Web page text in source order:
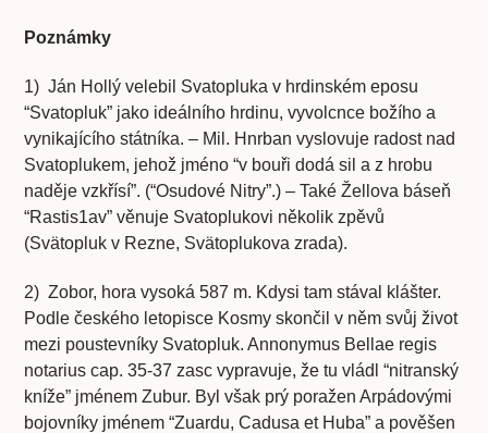
Poznámky
1) Ján Hollý velebil Svatopluka v hrdinském eposu
“Svatopluk” jako ideálního hrdinu, vyvolcnce božího a
vynikajícího státníka. – Mil. Hnrban vyslovuje radost nad
Svatoplukem, jehož jméno “v bouři dodá sil a z hrobu
naděje vzkřísí”. (“Osudové Nitry”.) – Také Žellova báseň
“Rastis1av” věnuje Svatoplukovi několik zpěvů
(Svätopluk v Rezne, Svätoplukova zrada).
2) Zobor, hora vysoká 587 m. Kdysi tam stával klášter.
Podle českého letopisce Kosmy skončil v něm svůj život
mezi poustevníky Svatopluk. Annonymus Bellae regis
notarius cap. 35-37 zasc vypravuje, že tu vládl “nitranský
kníže” jménem Zubur. Byl však prý poražen Arpádovými
bojovníky jménem “Zuardu, Cadusa et Huba” a pověšen